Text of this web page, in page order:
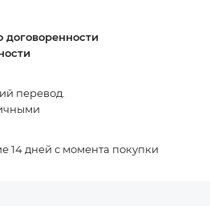
договоренности
перевод.
14 дней с момента покупки